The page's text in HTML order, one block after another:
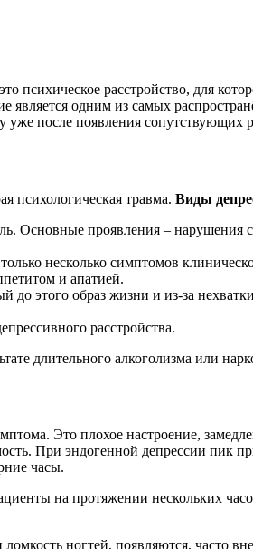
психическое расстройство, для
одним из самых
уже после появления сопутствующих
психологическая травма. Виды
Основные проявления – нарушения
несколько симптомов
и апатией.
этого образ жизни и из-за
расстройства.
длительного алкоголизма или
Это плохое настроение,
При эндогенной депрессии пик
часы.
на протяжении нескольких
ногтей, появляются, часто